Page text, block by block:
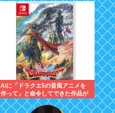
AIに「ドラクエ5の昔風アニメを
作って」と命令してできた作品が
これ、感想よろ